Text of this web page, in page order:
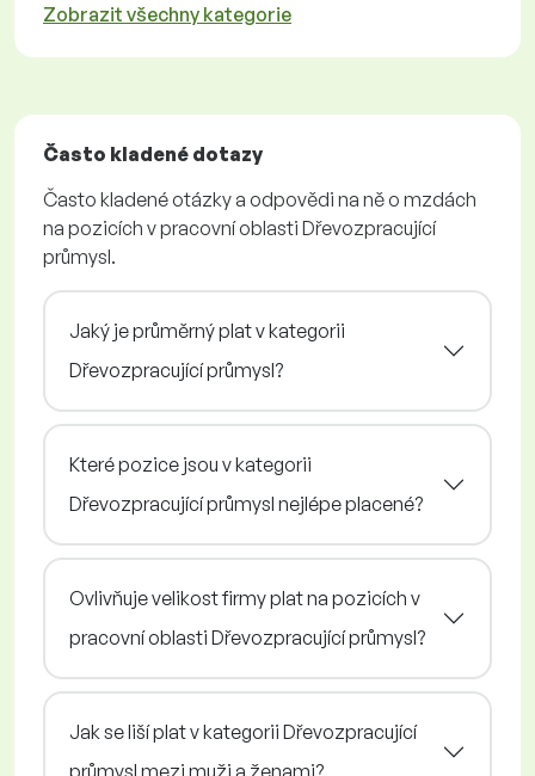
Zobrazit všechny kategorie
Často kladené dotazy
Často kladené otázky a odpovědi na ně o mzdách
na pozicích v pracovní oblasti Dřevozpracující
průmysl.
Jaký je průměrný plat v kategorii
Dřevozpracující průmysl?
Které pozice jsou v kategorii
Dřevozpracující průmysl nejlépe placené?
Ovlivňuje velikost firmy plat na pozicích v
pracovní oblasti Dřevozpracující průmysl?
Jak se liší plat v kategorii Dřevozpracující
průmysl mezi muži a ženami?